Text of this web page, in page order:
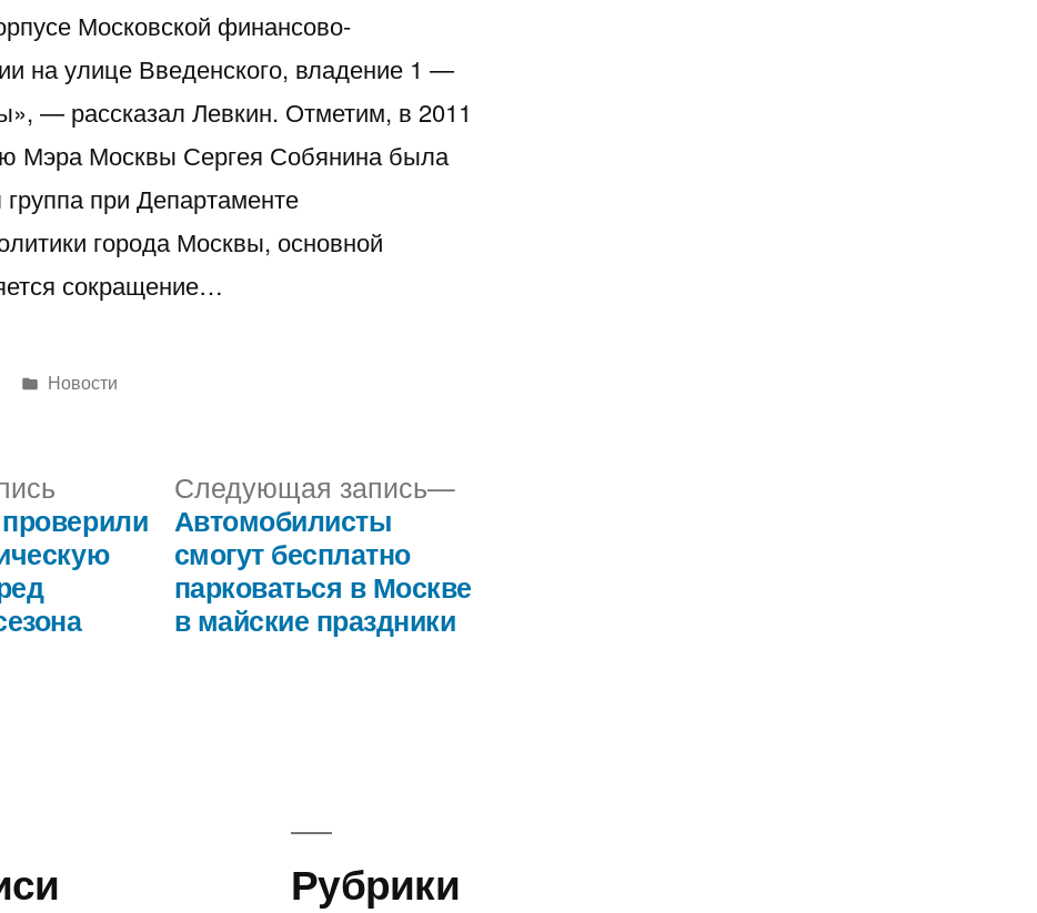
Московской финансово-
на улице Введенского, владение 1 —
— рассказал Левкин. Отметим, в 2011
Мэра Москвы Сергея Собянина была
при Департаменте
города Москвы, основной
сокращение…
Написано
Новости
Предыдущая
запись:
Следующая запись
Следующая
Автомобилисты
смогут бесплатно
парковаться в Москве
в майские праздники
Рубрики